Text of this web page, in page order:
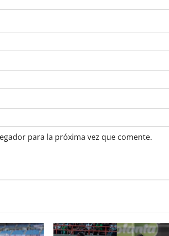
para la próxima vez que comente.